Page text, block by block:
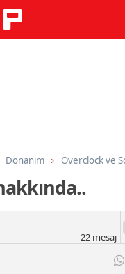
Donanım Overclock ve
22mesaj